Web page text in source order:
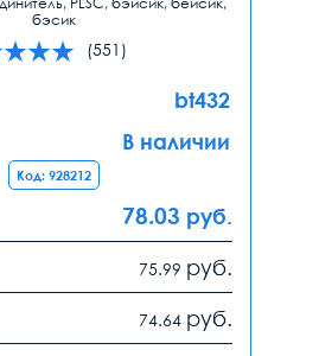
бэсик
(551)
bt432
В наличии
Код: 928212
78.03 руб.
75.99 руб.
74.64 руб.